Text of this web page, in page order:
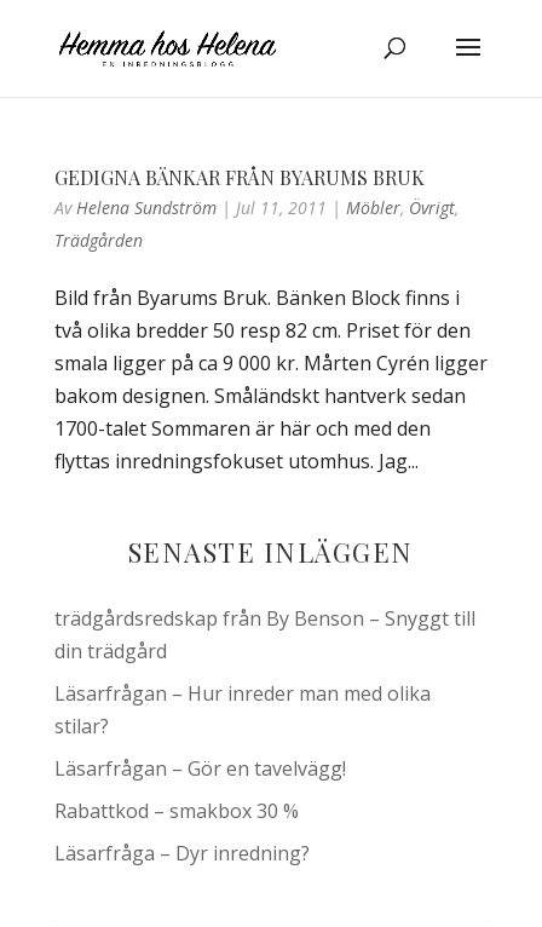
GEDIGNA BÄNKAR FRÅN BYARUMS BRUK
AvHelena Sundström| Jul 11, 2011 | Möbler, Övrigt,
Trädgården
Bild från Byarums Bruk. Bänken Block finns i
två olika bredder 50 resp 82 cm. Priset för den
smala ligger på ca 9 000 kr. Mårten Cyrén ligger
bakom designen. Småländskt hantverk sedan
1700-talet Sommaren är här och med den
flyttas inredningsfokuset utomhus. Jag...
SENASTE INLÄGGEN
trädgårdsredskap från By Benson – Snyggt till
din trädgård
Läsarfrågan – Hur inreder man med olika
stilar?
Läsarfrågan – Gör en tavelvägg!
Rabattkod – smakbox 30 %
Läsarfråga – Dyr inredning?